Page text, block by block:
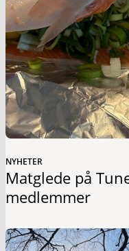
NYHETER
Matglede på
medlemmer